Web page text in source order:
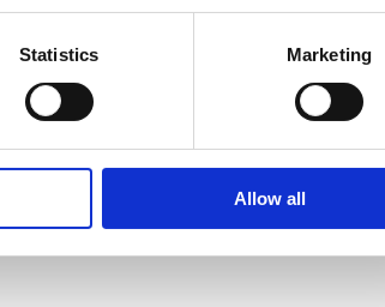
Statistics Marketing
Allow all